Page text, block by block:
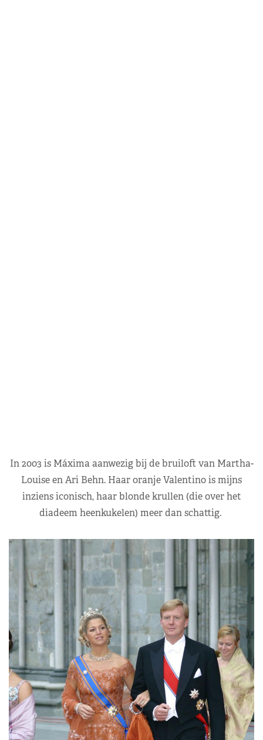
In 2003 is Máxima aanwezig bij de bruiloft van Martha-
Louise en Ari Behn. Haar oranje Valentino is mijns
inziens iconisch, haar blonde krullen (die over het
diadeem heenkukelen) meer dan schattig.